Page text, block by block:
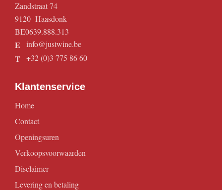
Klantenservice
Home
Contact
Openingsuren
Verkoopsvoorwaarden
Disclaimer
Levering en betaling
Zandstraat 74
9120 Haasdonk
BE0639.888.313
E info@justwine.be
T +32 (0)3 775 86 60